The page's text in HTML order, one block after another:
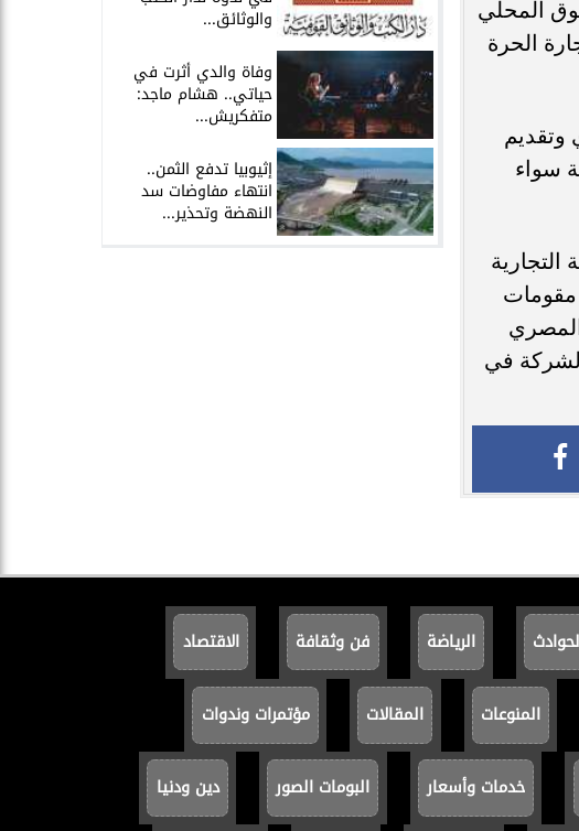
المحلي
الحرة
سواء
مقومات
في
والوثائق...
وفاة والدي أثرت في
حياتي.. هشام ماجد:
متفكريش...
إثيوبيا تدفع الثمن..
انتهاء مفاوضات سد
النهضة وتحذير...
الرياضة فن وثقافة الاقتصاد
المنوعات المقالات مؤتمرات وندوات
خدمات وأسعار البومات الصور دين ودنيا